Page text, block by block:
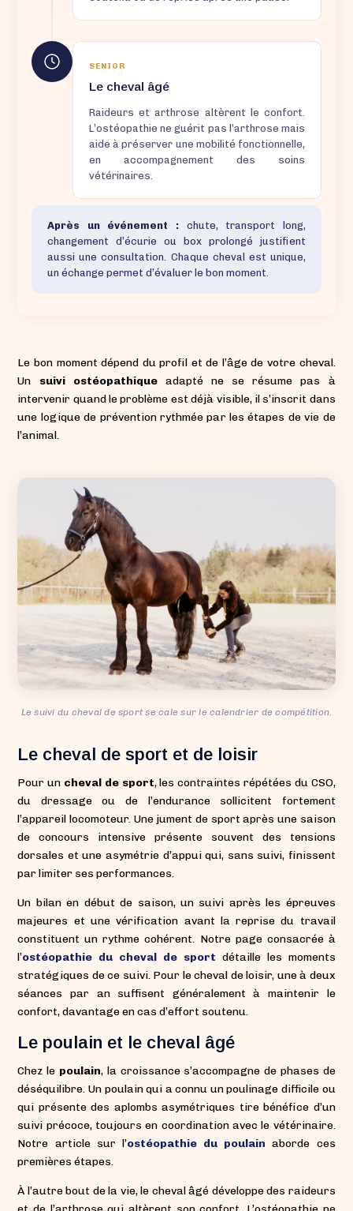
SENIOR
Le cheval âgé
Raideurs et arthrose altèrent le confort.
L’ostéopathie ne guérit pas l’arthrose mais
aide à préserver une mobilité fonctionnelle,
en accompagnement des soins
vétérinaires.
Après un événement : chute, transport long,
changement d’écurie ou box prolongé justifient
aussi une consultation. Chaque cheval est unique,
un échange permet d’évaluer le bon moment.
Le bon moment dépend du profil et de l’âge de votre cheval.
Un suivi ostéopathiqueadapté ne se résume pas à
intervenir quand le problème est déjà visible, il s’inscrit dans
une logique de prévention rythmée par les étapes de vie de
l’animal.
Le suivi du cheval de sport se cale sur le calendrier de compétition.
Le cheval de sport et de loisir
Pour un cheval de sport, les contraintes répétées du CSO,
du dressage ou de l’endurance sollicitent fortement
l’appareil locomoteur. Une jument de sport après une saison
de concours intensive présente souvent des tensions
dorsales et une asymétrie d’appui qui, sans suivi, finissent
par limiter ses performances.
Un bilan en début de saison, un suivi après les épreuves
majeures et une vérification avant la reprise du travail
constituent un rythme cohérent. Notre page consacrée à
l’ostéopathie du cheval de sport détaille les moments
stratégiques de ce suivi. Pour le cheval de loisir, une à deux
séances par an suffisent généralement à maintenir le
confort, davantage en cas d’effort soutenu.
Le poulain et le cheval âgé
Chez le poulain, la croissance s’accompagne de phases de
déséquilibre. Un poulain qui a connu un poulinage difficile ou
qui présente des aplombs asymétriques tire bénéfice d’un
suivi précoce, toujours en coordination avec le vétérinaire.
Notre article sur l’ostéopathie du poulain aborde ces
premières étapes.
À l’autre bout de la vie, le cheval âgé développe des raideurs